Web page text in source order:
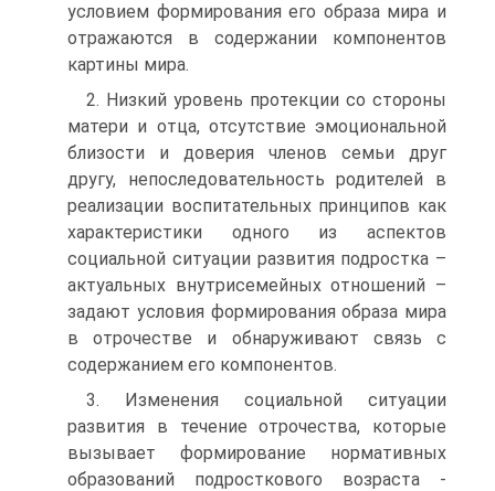
условием формирования его образа мира и
отражаются в содержании компонентов
картины мира.
2. Низкий уровень протекции со стороны
матери и отца, отсутствие эмоциональной
близости и доверия членов семьи друг
другу, непоследовательность родителей в
реализации воспитательных принципов как
характеристики одного из аспектов
социальной ситуации развития подростка –
актуальных внутрисемейных отношений –
задают условия формирования образа мира
в отрочестве и обнаруживают связь с
содержанием его компонентов.
3. Изменения социальной ситуации
развития в течение отрочества, которые
вызывает формирование нормативных
образований подросткового возраста -